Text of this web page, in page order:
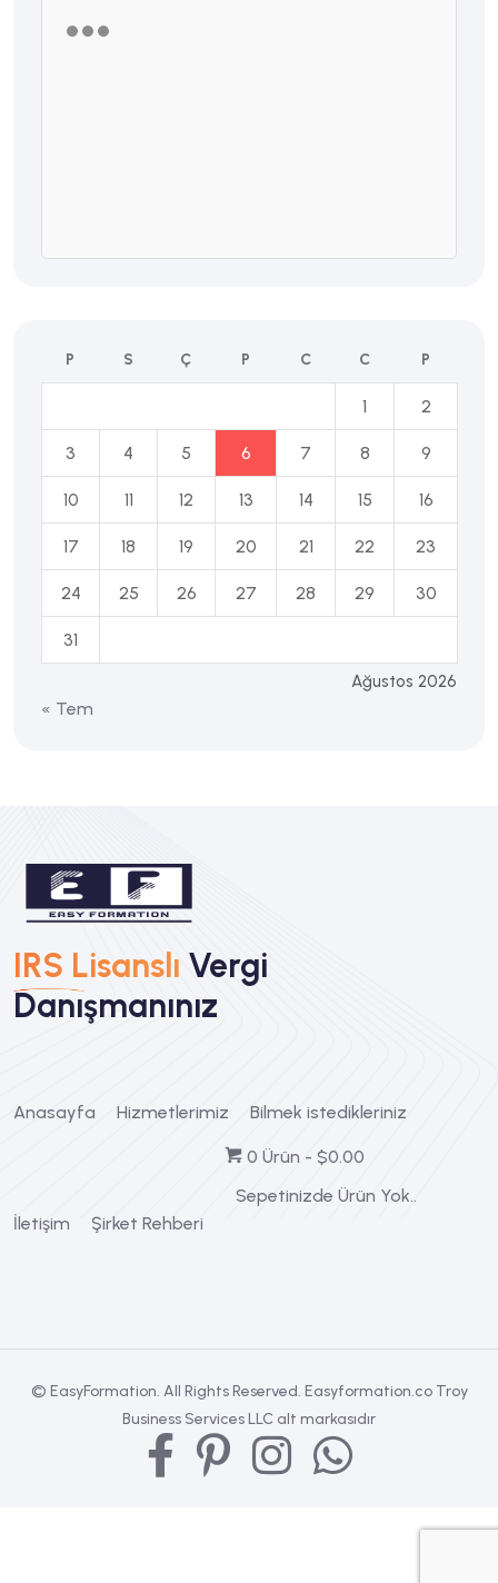
Ağustos 2026
P S Ç P C C P
1 2
3 4 5 6 7 8 9
10 11 12 13 14 15 16
17 18 19 20 21 22 23
24 25 26 27 28 29 30
31
« Tem
IRS Lisanslı Vergi
Danışmanınız
Anasayfa Hizmetlerimiz Bilmek istedikleriniz
İletişim Şirket Rehberi
0 Ürün
$0.00
Sepetinizde Ürün Yok..
© EasyFormation. All Rights Reserved. Easyformation.co Troy
Business Services LLC alt markasıdır